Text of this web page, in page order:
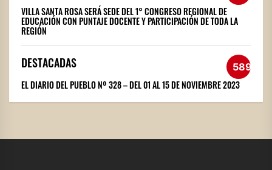
VILLA SANTA ROSA SERÁ SEDE DEL 1° CONGRESO REGIONAL DE
EDUCACIÓN CON PUNTAJE DOCENTE Y PARTICIPACIÓN DE TODA LA
REGIÓN
DESTACADAS 589
EL DIARIO DEL PUEBLO Nº 328 – DEL 01 AL 15 DE NOVIEMBRE 2023